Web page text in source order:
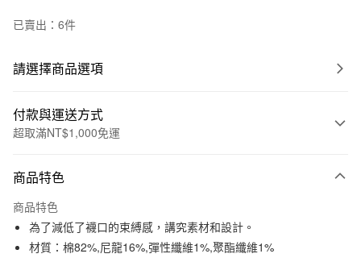
已賣出：6件
請選擇商品選項
付款與運送方式
超取滿NT$1,000免運
信用卡一次付款
信用卡分期付款
3 期 0 利率 每期NT$33
商品特色
商品特色
為了減低了襪口的束縛感，講究素材和設計。
材質：棉82%,尼龍16%,彈性纖維1%,聚酯纖維1%